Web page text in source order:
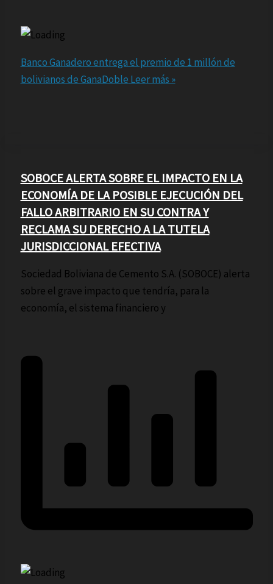
Banco Ganadero entrega el premio de 1 millón de
bolivianos de GanaDoble Leer más »
SOBOCE ALERTA SOBRE EL IMPACTO EN LA
ECONOMÍA DE LA POSIBLE EJECUCIÓN DEL
FALLO ARBITRARIO EN SU CONTRA Y
RECLAMA SU DERECHO A LA TUTELA
JURISDICCIONAL EFECTIVA
Sociedad Boliviana de Cemento S.A. (SOBOCE) alerta
sobre el grave impacto que tendría, para la
economía, el sistema financiero y